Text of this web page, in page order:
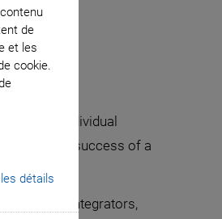
de
et les
cookie.
détails
individual
the success of a
system integrators,